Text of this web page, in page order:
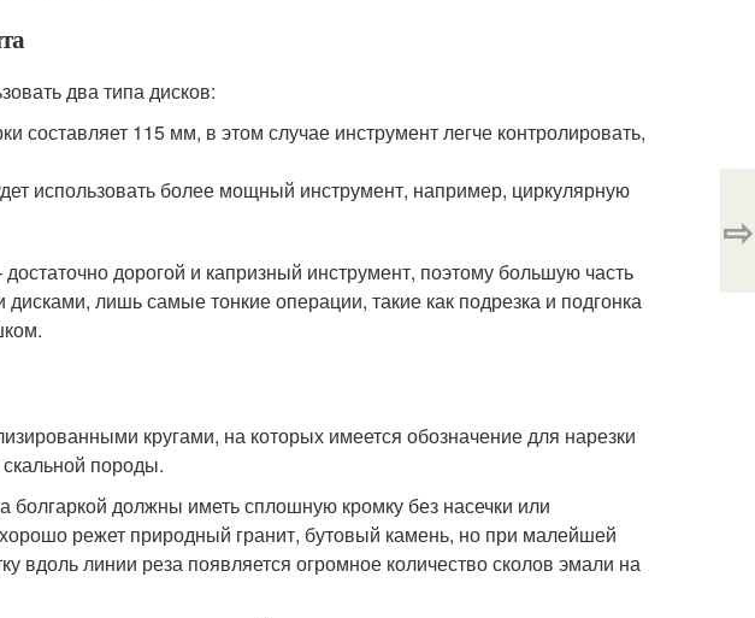
два типа дисков:
составляет 115 мм, в этом случае инструмент легче контролировать,
использовать более мощный инструмент, например, циркулярную
дорогой и капризный инструмент, поэтому большую часть
лишь самые тонкие операции, такие как подрезка и подгонка
кругами, на которых имеется обозначение для нарезки
породы.
болгаркой должны иметь сплошную кромку без насечки или
режет природный гранит, бутовый камень, но при малейшей
вдоль линии реза появляется огромное количество сколов эмали на
⇨